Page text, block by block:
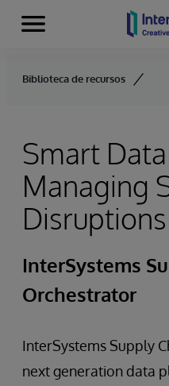
Skip to content
Menu
Biblioteca de recursos
Smart
Managing
Disruptions
InterSystems
Orchestrator
InterSystems Supply
next generation data